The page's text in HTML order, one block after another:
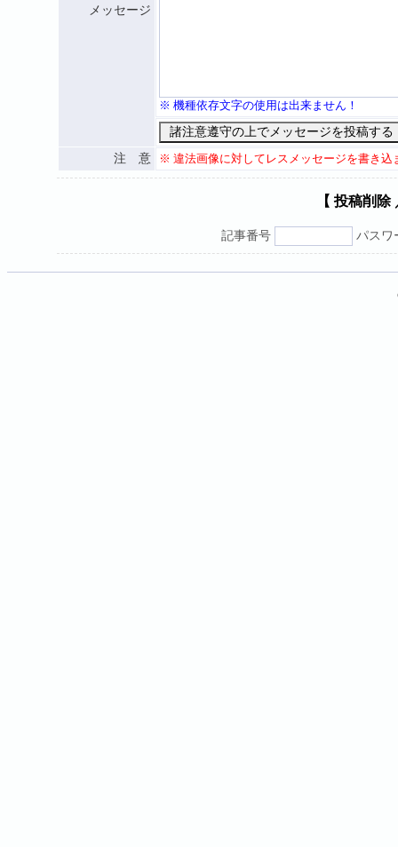
メッセージ
※ 機種依存文字の使用は出来ません！
注 意 ※ 違法画像に対してレスメッセージを書き
【 投稿削
記事番号 パス